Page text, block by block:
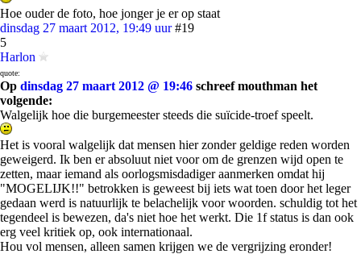
Hoe ouder de foto, hoe jonger je er op staat
dinsdag 27 maart 2012, 19:49 uur #19
5
Harlon
quote:
Op dinsdag 27 maart 2012 @ 19:46 schreef mouthman het
volgende:
Walgelijk hoe die burgemeester steeds die suïcide-troef speelt.
Het is vooral walgelijk dat mensen hier zonder geldige reden worden
geweigerd. Ik ben er absoluut niet voor om de grenzen wijd open te
zetten, maar iemand als oorlogsmisdadiger aanmerken omdat hij
"MOGELIJK!!" betrokken is geweest bij iets wat toen door het leger
gedaan werd is natuurlijk te belachelijk voor woorden. schuldig tot het
tegendeel is bewezen, da's niet hoe het werkt. Die 1f status is dan ook
erg veel kritiek op, ook internationaal.
Hou vol mensen, alleen samen krijgen we de vergrijzing eronder!